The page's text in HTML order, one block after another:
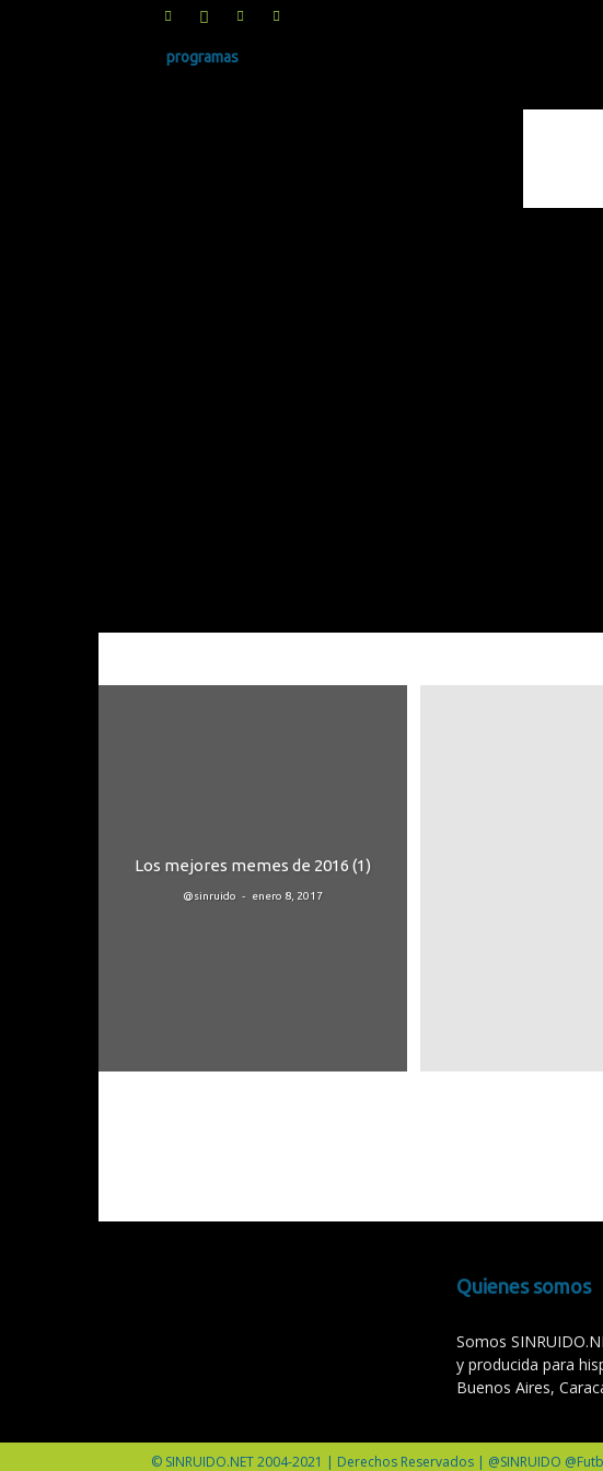
programas
Los mejores memes de 2016 (1)
@sinruido - enero 8, 2017
Quienes somos
Somos
y producida para
Buenos Aires,
© SINRUIDO.NET 2004-2021 | Derechos Reservados | @SINRUIDO